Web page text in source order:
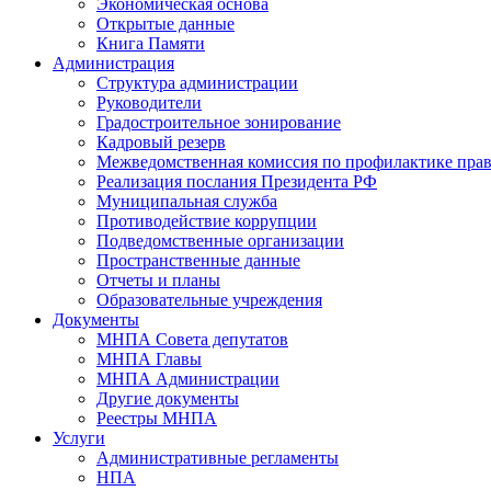
Экономическая основа
Открытые данные
Книга Памяти
Администрация
Структура администрации
Руководители
Градостроительное зонирование
Кадровый резерв
Межведомственная комиссия по профилактике
Реализация послания Президента РФ
Муниципальная служба
Противодействие коррупции
Подведомственные организации
Пространственные данные
Отчеты и планы
Образовательные учреждения
Документы
МНПА Совета депутатов
МНПА Главы
МНПА Администрации
Другие документы
Реестры МНПА
Услуги
Административные регламенты
НПА